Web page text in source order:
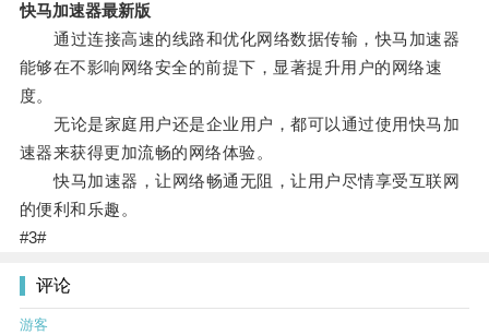
快马加速器最新版
通过连接高速的线路和优化网络数据传输，快马加速器
能够在不影响网络安全的前提下，显著提升用户的网络速
度。
无论是家庭用户还是企业用户，都可以通过使用快马加
速器来获得更加流畅的网络体验。
快马加速器，让网络畅通无阻，让用户尽情享受互联网
的便利和乐趣。
#3#
评论
游客